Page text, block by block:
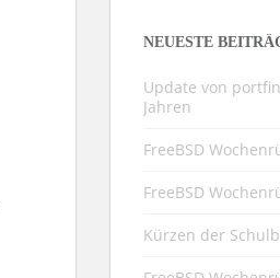
NEUESTE
Update von
Jahren
FreeBSD
FreeBSD
Kürzen der